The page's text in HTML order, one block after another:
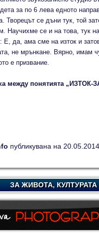
за по 6 лева едното
Творецът се дъни тук, той
Научихме се и на това, тук
да, ама сме на изток и
не мрънкане. Вярно, имам
е призвание.
между понятията „ИЗТОК-
публикувана на 20.05.2014
ЗА ЖИВОТА,